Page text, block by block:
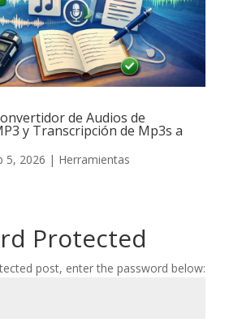
de Audios de
y Transcripción de Mp3s a
5, 2026 | Herramientas
Protected
post, enter the password below: